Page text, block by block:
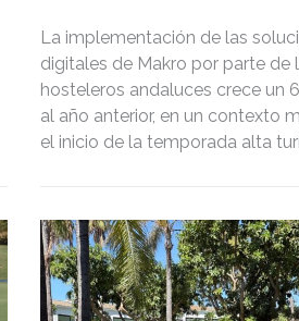
La implementación de las
digitales de Makro por parte de
hosteleros andaluces crece un
al año anterior, en un contexto
el inicio de la temporada alta
multiplicado por tres,
preparación del sector ante la
entrará en vigor en 2027.